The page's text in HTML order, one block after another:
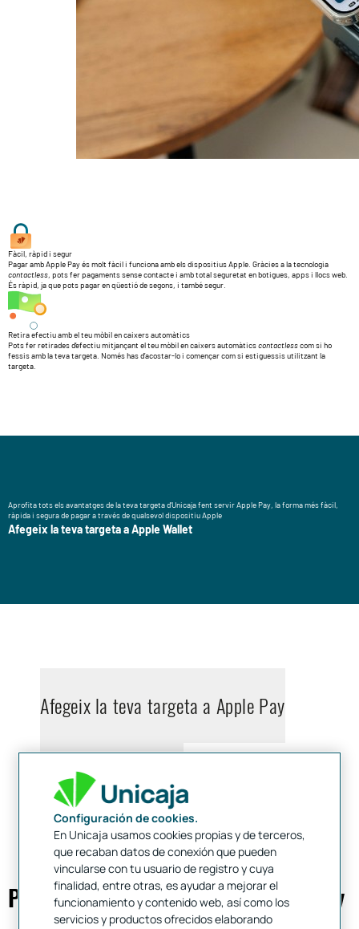
Fàcil, ràpid i segur
Pagar amb Apple Pay és molt fàcil i funciona amb els dispositius Apple. Gràcies a la tecnologia
contactless, pots fer pagaments sense contacte i amb total seguretat en botigues, apps i llocs web.
És ràpid, ja que pots pagar en qüestió de segons, i també segur.
Retira efectiu amb el teu mòbil en caixers automàtics
Pots fer retirades d’efectiu mitjançant el teu mòbil en caixers automàticscontactlesscom si ho
fessis amb la teva targeta. Només has d’acostar-lo i començar com si estiguessis utilitzant la
targeta.
Aprofita tots els avantatges de la teva targeta d’Unicaja fent servir Apple Pay, la forma més fàcil,
ràpida i segura de pagar a través de qualsevol dispositiu Apple
Afegeix la teva targeta a Apple Wallet
Afegeix la teva targeta a Apple Pay
Paga amb Apple Pay
Preguntes Freqüents sobre Apple Pay
Configuración de cookies.
En Unicaja usamos cookies propias y de terceros,
que recaban datos de conexión que pueden
vincularse con tu usuario de registro y cuya
finalidad, entre otras, es ayudar a mejorar el
funcionamiento y contenido web, así como los
servicios y productos ofrecidos elaborando